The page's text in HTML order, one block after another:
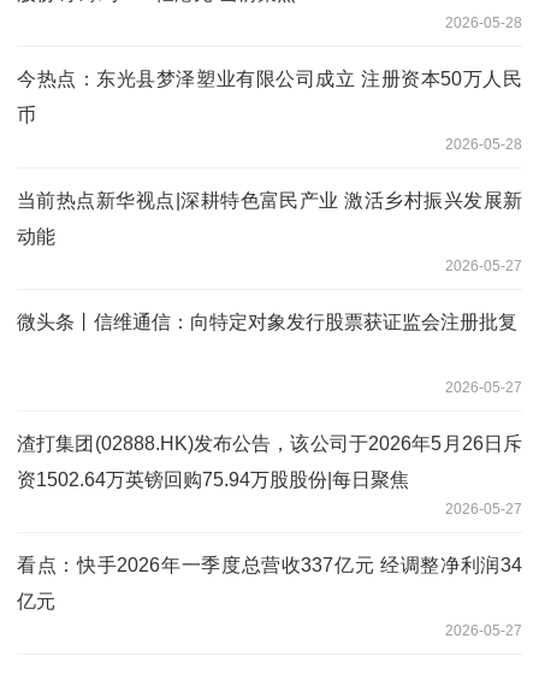
2026-05-28
今热点：东光县梦泽塑业有限公司成立 注册资本50万人民
币
2026-05-28
当前热点新华视点|深耕特色富民产业 激活乡村振兴发展新
动能
2026-05-27
微头条丨信维通信：向特定对象发行股票获证监会注册批复
2026-05-27
渣打集团(02888.HK)发布公告，该公司于2026年5月26日斥
资1502.64万英镑回购75.94万股股份|每日聚焦
2026-05-27
看点：快手2026年一季度总营收337亿元 经调整净利润34
亿元
2026-05-27